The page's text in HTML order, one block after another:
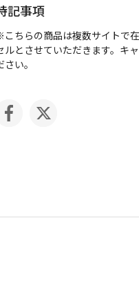
記事項
ちらの商品は複数サイトで
ルとさせていただきます。キ
さい。